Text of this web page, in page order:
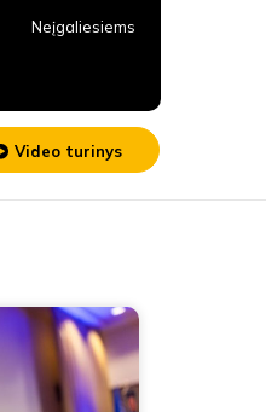
Neįgaliesiems
Video turinys